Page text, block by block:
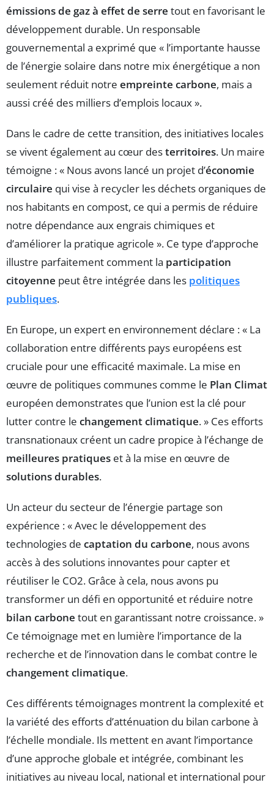
émissions de gaz à effet de serre tout en favorisant le
développement durable. Un responsable
gouvernemental a exprimé que « l’importante hausse
de l’énergie solaire dans notre mix énergétique a non
seulement réduit notre empreinte carbone, mais a
aussi créé des milliers d’emplois locaux ».
Dans le cadre de cette transition, des initiatives locales
se vivent également au cœur desterritoires. Un maire
témoigne : « Nous avons lancé un projet d’économie
circulaire qui vise à recycler les déchets organiques de
nos habitants en compost, ce qui a permis de réduire
notre dépendance aux engrais chimiques et
d’améliorer la pratique agricole ». Ce type d’approche
illustre parfaitement comment la participation
citoyenne peut être intégrée dans les politiques
publiques.
En Europe, un expert en environnement déclare : « La
collaboration entre différents pays européens est
cruciale pour une efficacité maximale. La mise en
œuvre de politiques communes comme le Plan Climat
européen demonstrates que l’union est la clé pour
lutter contre le changement climatique. » Ces efforts
transnationaux créent un cadre propice à l’échange de
meilleures pratiques et à la mise en œuvre de
solutions durables.
Un acteur du secteur de l’énergie partage son
expérience : « Avec le développement des
technologies de captation du carbone, nous avons
accès à des solutions innovantes pour capter et
réutiliser le CO2. Grâce à cela, nous avons pu
transformer un défi en opportunité et réduire notre
bilan carbone tout en garantissant notre croissance. »
Ce témoignage met en lumière l’importance de la
recherche et de l’innovation dans le combat contre le
changement climatique.
Ces différents témoignages montrent la complexité et
la variété des efforts d’atténuation du bilan carbone à
l’échelle mondiale. Ils mettent en avant l’importance
d’une approche globale et intégrée, combinant les
initiatives au niveau local, national et international pour